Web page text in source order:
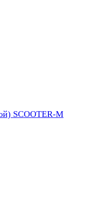
SCOOTER-M